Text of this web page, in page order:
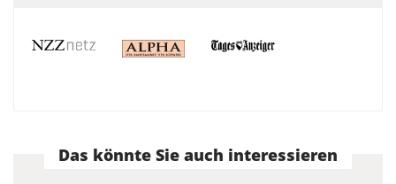
Das könnte Sie auch interessieren